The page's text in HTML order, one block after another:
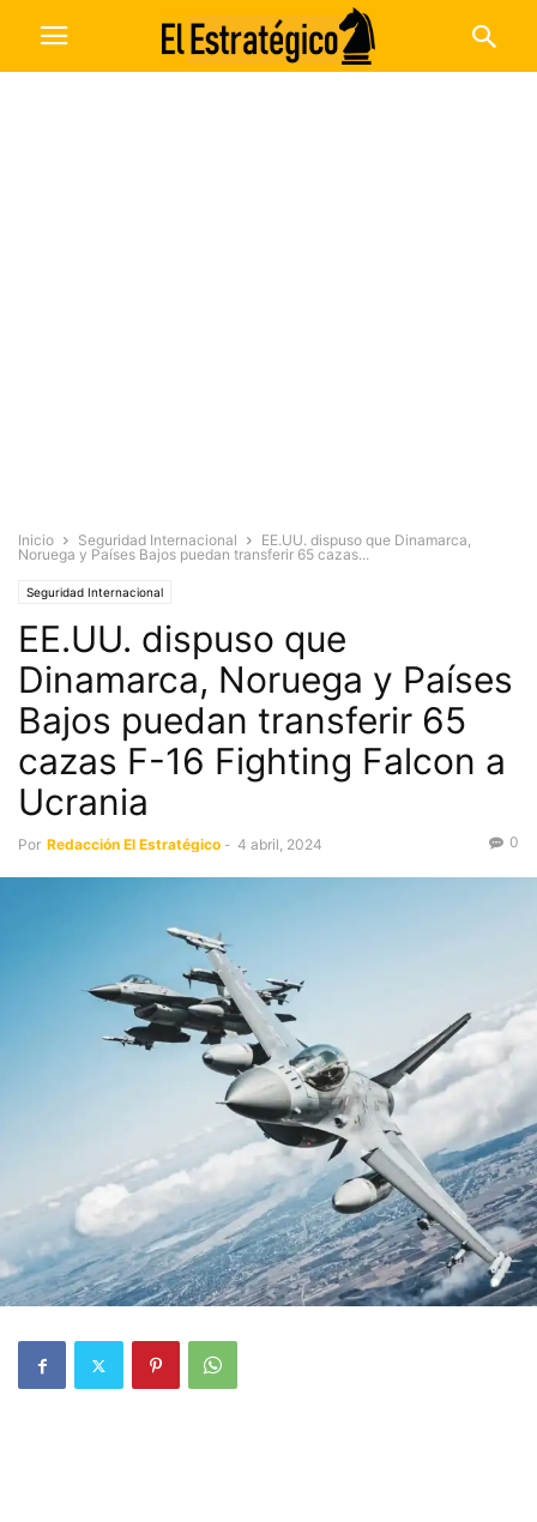
Inicio Seguridad Internacional
EE.UU. dispuso que Dinamarca,
Noruega y Países Bajos puedan transferir 65 cazas...
Seguridad Internacional
EE.UU. dispuso que
Dinamarca, Noruega y Países
Bajos puedan transferir 65
cazas F-16 Fighting Falcon a
Ucrania
Por Redacción El Estratégico - 4 abril, 2024 0